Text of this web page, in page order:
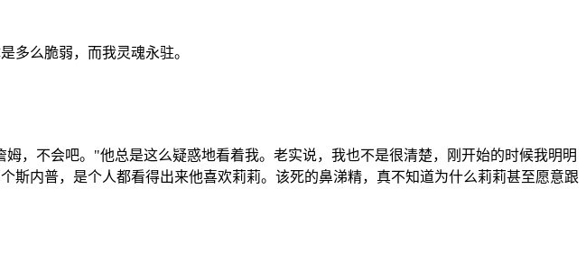
多么脆弱，而我灵魂永驻。
姆，不会吧。 "他总是这么疑惑地看着我。老实说，我也不是很清楚，刚开始的时候我明明
内普，是个人都看得出来他喜欢莉莉。该死的鼻涕精，真不知道为什么莉莉甚至愿意跟